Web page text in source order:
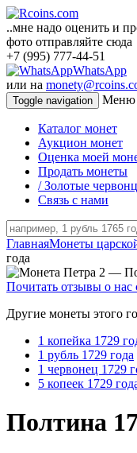
..мне надо оценить и
фото отправляйте сюда
+7 (995) 777-
WhatsApp
или на
Toggle navigation Меню
Каталог монет
Аукцион монет
Оценка моей
Продать монеты
/ Золотые
Связь с нами
ГлавнаяМонеты
года
Почитать отзывы о нас
Другие монеты этого
1 копейка 1729
1 рубль 1729 года
1 червонец 1729
5 копеек 1729
Полтина